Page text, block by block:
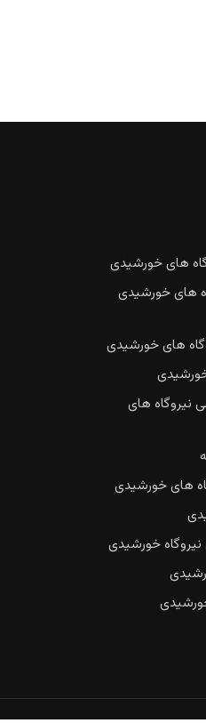
های خورشیدی
های خورشیدی
های خورشیدی
نیروگاه های
های خورشیدی
نیروگاه خورشیدی